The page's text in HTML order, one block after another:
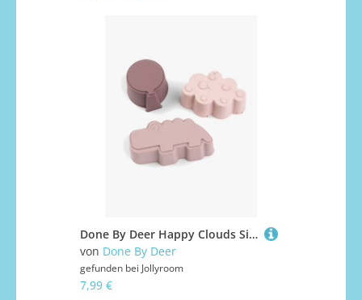
Done By Deer Happy Clouds Silikonformen 3er-Pack, Powder
von Done By Deer
gefunden bei Jollyroom
7,99 €